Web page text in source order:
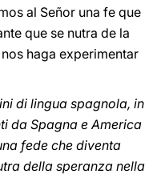
al Señor una fe que
que se nutra de la
haga experimentar
di lingua spagnola, in
da Spagna e America
fede che diventa
della speranza nella